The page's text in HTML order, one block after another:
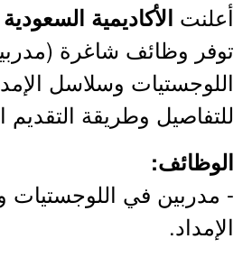
أعلنت الأكاديمية
توفر وظائف شاغرة
اللوجستيات وسلاسل
للتفاصيل وطريقة التقديم
الوظائف:
- مدربين في
الإمداد.